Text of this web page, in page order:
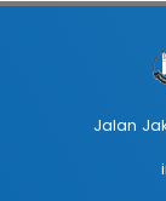
Jalan